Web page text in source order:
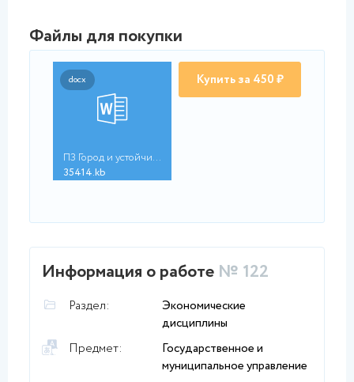
Файлы для покупки
docx
ПЗ Город и устойчиво...
35414.kb
Купить за 450 ₽
Информация о работе № 122
Раздел:
Экономические
дисциплины
Предмет:
Государственное и
муниципальное управление